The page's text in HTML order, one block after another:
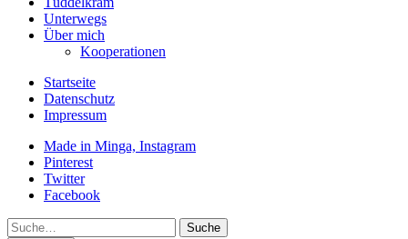
Unterwegs
Über mich
Kooperationen
Startseite
Datenschutz
Impressum
Made in Minga, Instagram
Pinterest
Twitter
Facebook
Suche